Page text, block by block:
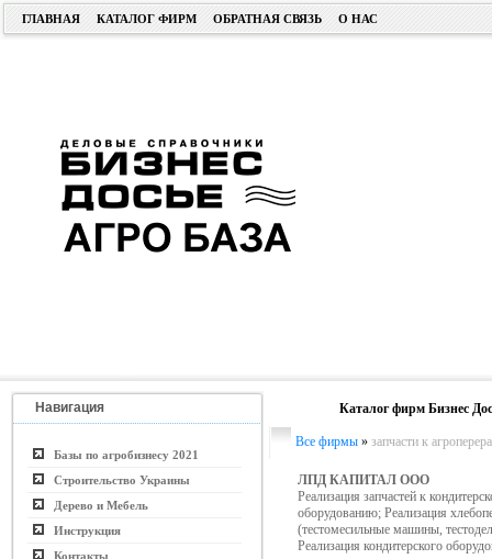
ГЛАВНАЯ КАТАЛОГ ФИРМ ОБРАТНАЯ СВЯЗЬ О НАС
Навигация
Базы по агробизнесу 2021
Строительство Украины
Дерево и Мебель
Инструкция
Контакты
Каталог фирм Бизнес
Все фирмы » запчасти к
ЛПД КАПИТАЛ ООО
Реализация запчастей к
оборудованию; Реализация
(тестомесильные машины,
Реализация кондитерского